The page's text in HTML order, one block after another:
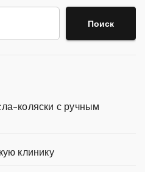
kl
a
в
и Поиск
коляски с ручным
клинику